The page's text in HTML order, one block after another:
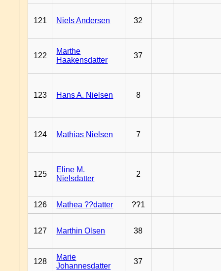
121 Niels Andersen 32
122
Marthe
Haakensdatter
37
123 Hans A. Nielsen 8
124 Mathias Nielsen 7
125
Eline M.
Nielsdatter
2
126 Mathea ??datter ??1
127 Marthin Olsen 38
128
Marie
Johannesdatter
37